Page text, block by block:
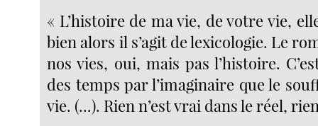
« L’histoire de ma vie, de votre vie,
bien alors il s’agit de lexicologie. Le
nos vies, oui, mais pas l’histoire.
des temps par l’imaginaire que le
vie. (...). Rien n’est vrai dans le réel,